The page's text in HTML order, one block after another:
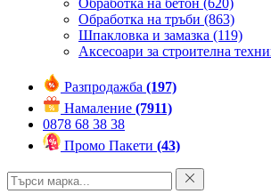
Обработка на бетон (620)
Обработка на тръби (863)
Шпакловка и замазка (119)
Аксесоари за строителна
Разпродажба (197)
Намаление (7911)
0878 68 38 38
Промо Пакети (43)